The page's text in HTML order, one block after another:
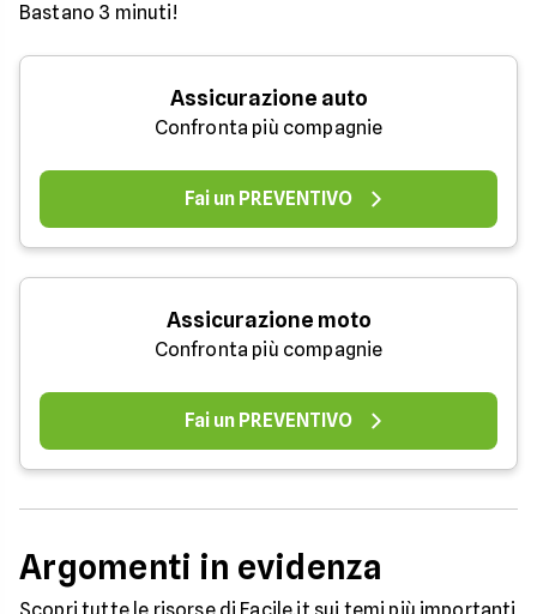
Bastano 3 minuti!
Assicurazione auto
Confronta più compagnie
Fai un PREVENTIVO
Assicurazione moto
Confronta più compagnie
Fai un PREVENTIVO
Argomenti in evidenza